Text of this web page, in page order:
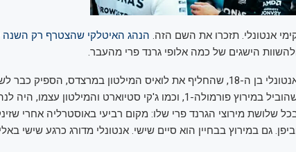
אנטונלי. תזכרו את השם הזה. הנהג האיטלקי שהצטרף רק השנה
הישגים של כמה אלופי גרנד פרי מהעבר.
אנטונלי בן ה-18, שהחליף את לואיס המילטון במרצדס,
שהוביל במירוץ פורמולה-1, וכמו ג'קי סטיוארט והמילטון
גם במירוץ בבחיין הוא סיים שישי. אנטונלי מדורג כרגע שישי